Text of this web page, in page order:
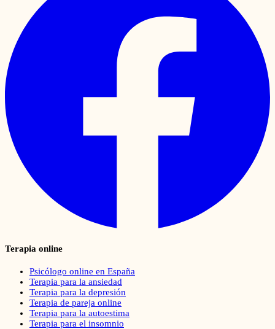
Terapia online
Psicólogo online en España
Terapia para la ansiedad
Terapia para la depresión
Terapia de pareja online
Terapia para la autoestima
Terapia para el insomnio